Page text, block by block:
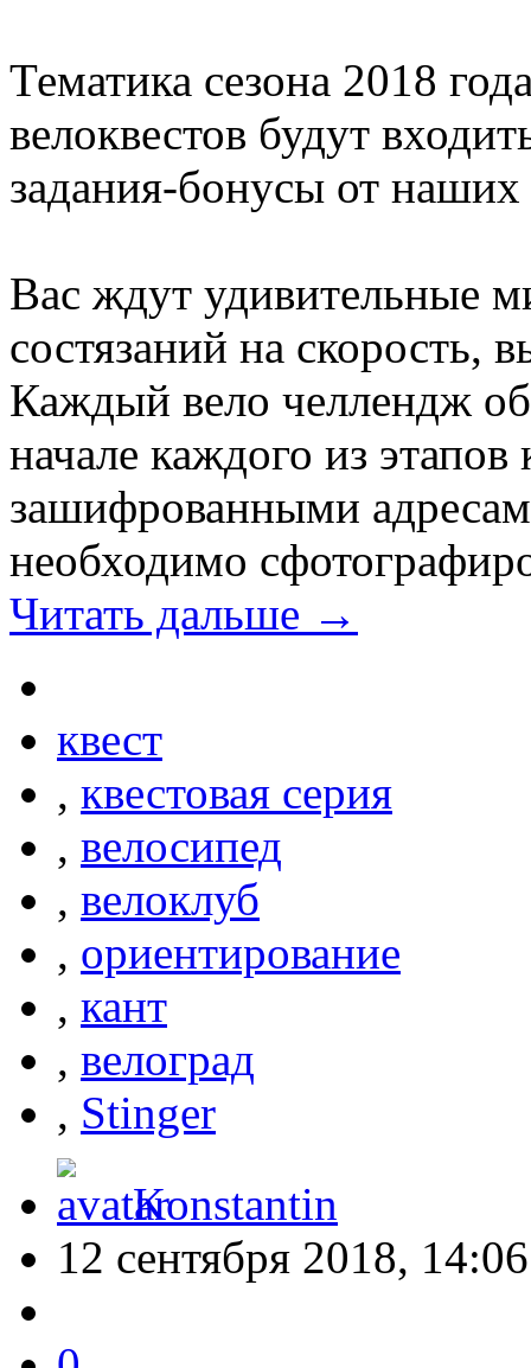
Тематика сезона 2018
велоквестов будут
задания-бонусы от наших
Вас ждут удивительные
состязаний на скорость,
Каждый вело челлендж
начале каждого из
зашифрованными
необходимо
Читать дальше →
квест
, квестовая серия
, велосипед
, велоклуб
, ориентирование
, кант
, велоград
, Stinger
Konstantin
12 сентября 2018, 14:06